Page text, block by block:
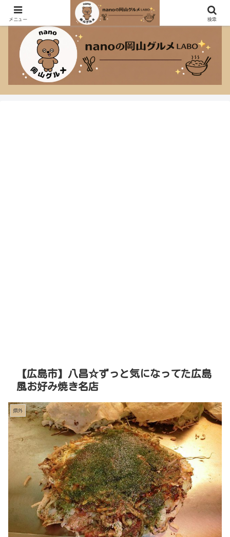
おしゃれなカフェも大盛り定食も大好きなnanoのグルメブログ！
【広島市】八昌☆ずっと気になってた広島
風お好み焼き名店
県外
メニュー 検索